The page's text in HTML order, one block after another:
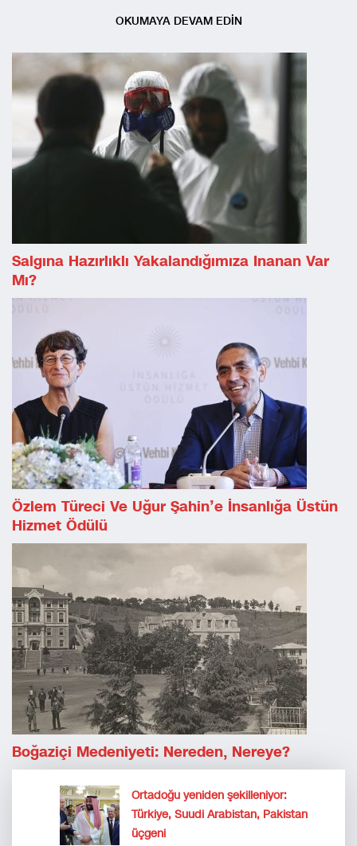
OKUMAYA DEVAM EDİN
Salgına Hazırlıklı Yakalandığımıza Inanan Var
Mı?
Özlem Türeci Ve Uğur Şahin’e İnsanlığa Üstün
Hizmet Ödülü
Boğaziçi Medeniyeti: Nereden, Nereye?
Ortadoğu yeniden şekilleniyor:
Türkiye, Suudi Arabistan, Pakistan
üçgeni